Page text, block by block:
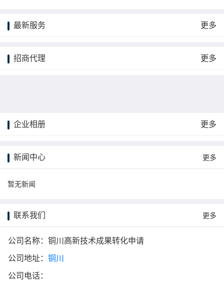
最新服务 更多
招商代理 更多
企业相册 更多
新闻中心 更多
暂无新闻
联系我们 更多
公司名称：铜川高新技术成果转化申请
公司地址： 铜川
公司电话：